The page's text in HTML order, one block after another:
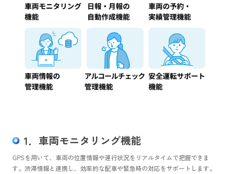
1．車両モニタリング機能
GPSを用いて、車両の位置情報や運行状況をリアルタイムで把握できま
す。渋滞情報と連携し、効率的な配車や緊急時の対応をサポートします。